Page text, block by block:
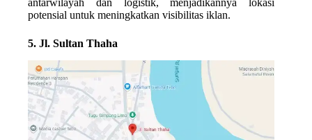
potensial untuk meningkatkan visibilitas iklan.
5. Jl. Sultan Thaha